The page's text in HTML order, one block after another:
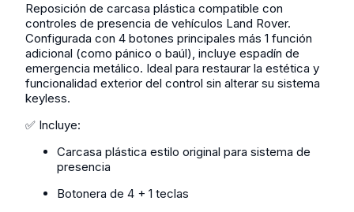
Reposición de carcasa plástica compatible con
controles de presencia de vehículos Land Rover.
Configurada con 4 botones principales más 1 función
adicional (como pánico o baúl), incluye espadín de
emergencia metálico. Ideal para restaurar la estética y
funcionalidad exterior del control sin alterar su sistema
keyless.
✅ Incluye:
Carcasa plástica estilo original para sistema de
presencia
Botonera de 4 + 1 teclas